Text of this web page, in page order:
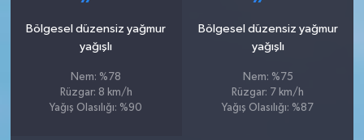
Bölgesel düzensiz yağmur
yağışlı
Nem: %78
Rüzgar: 8 km/h
Yağış Olasılığı: %90
Bölgesel düzensiz yağmur
yağışlı
Nem: %75
Rüzgar: 7 km/h
Yağış Olasılığı: %87